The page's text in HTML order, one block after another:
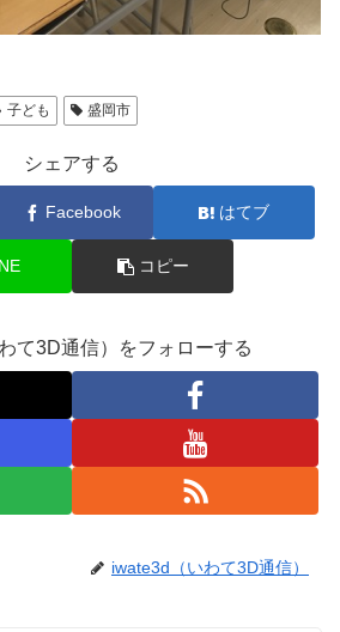
子ども 盛岡市
シェアする
Facebook はてブ
コピー
て3D通信）をフォローする
iwate3d（いわて3D通信）